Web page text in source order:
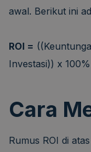
awal. Berikut ini
ROI =
Investasi)) x 100%
Cara
Rumus ROI di